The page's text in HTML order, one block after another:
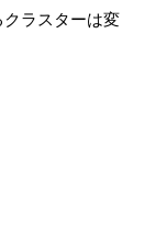
ラスターは変